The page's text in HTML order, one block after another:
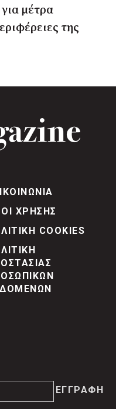
μέτρα
της
ΧΡΗΣΗΣ
COOKIES